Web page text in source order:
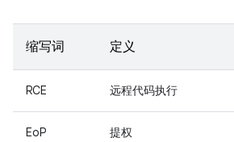
缩写词 定义
RCE 远程代码执行
EoP 提权